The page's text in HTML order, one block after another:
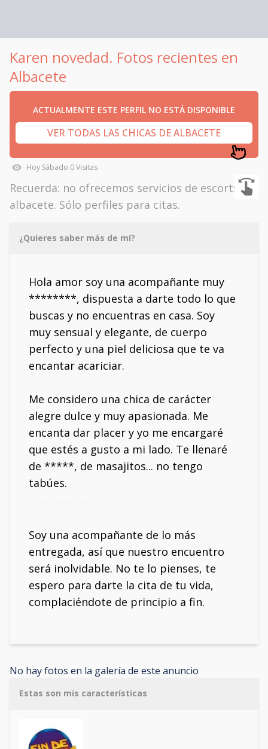
Karen novedad. Fotos recientes en
Albacete
ACTUALMENTE ESTE PERFIL NO ESTÁ DISPONIBLE
VER TODAS LAS CHICAS DE ALBACETE
Hoy Sábado 0Visitas
Recuerda: no ofrecemos servicios de escorts en
albacete. Sólo perfiles para citas.
¿Quieres saber más de mí?
Hola amor soy una acompañante muy
********, dispuesta a darte todo lo que
buscas y no encuentras en casa. Soy
muy sensual y elegante, de cuerpo
perfecto y una piel deliciosa que te va
encantar acariciar.
Me considero una chica de carácter
alegre dulce y muy apasionada. Me
encanta dar placer y yo me encargaré
que estés a gusto a mi lado. Te llenaré
de *****, de masajitos... no tengo
tabúes.
Soy una acompañante de lo más
entregada, así que nuestro encuentro
será inolvidable. No te lo pienses, te
espero para darte la cita de tu vida,
complaciéndote de principio a fin.
No hay fotos en la galería de este anuncio
Estas son mis características